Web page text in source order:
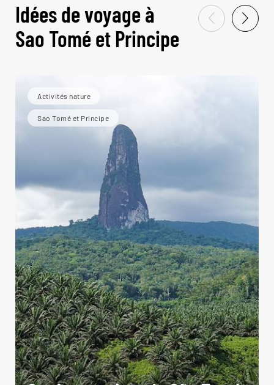
Idées de voyage à
Sao Tomé et Principe
Activités nature
Sao Tomé et Principe